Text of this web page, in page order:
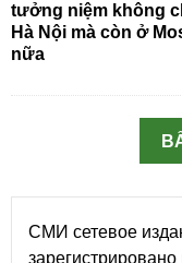
tưởng niệm không
Hà Nội mà còn ở
nữa
СМИ сетевое